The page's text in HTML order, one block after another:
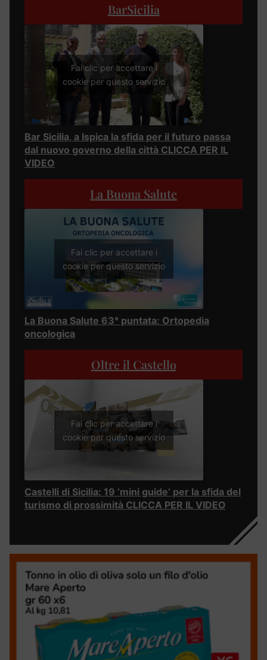
BarSicilia
Fai clic per accettare i
cookie per questo servizio
Bar Sicilia, a Ispica la sfida per il futuro passa
dal nuovo governo della città CLICCA PER IL
VIDEO
La Buona Salute
Fai clic per accettare i
cookie per questo servizio
La Buona Salute 63° puntata: Ortopedia
oncologica
Oltre il Castello
Fai clic per accettare i
cookie per questo servizio
Castelli di Sicilia: 19 ‘mini guide’ per la sfida del
turismo di prossimità CLICCA PER IL VIDEO